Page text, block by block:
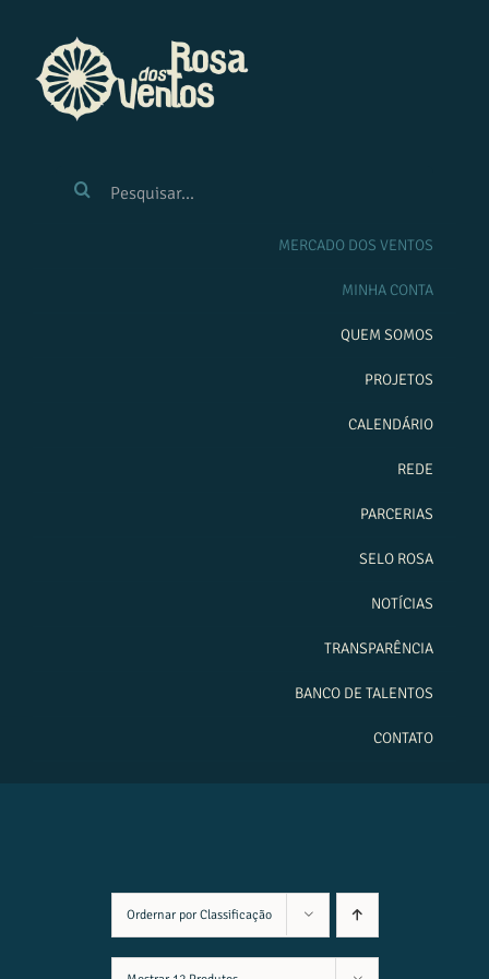
conteúdo
RESULTADOS
MERCADO DOS VENTOS
MINHA CONTA
QUEM SOMOS
PROJETOS
CALENDÁRIO
REDE
PARCERIAS
SELO ROSA
NOTÍCIAS
TRANSPARÊNCIA
BANCO DE TALENTOS
CONTATO
Ordernar por Classificação